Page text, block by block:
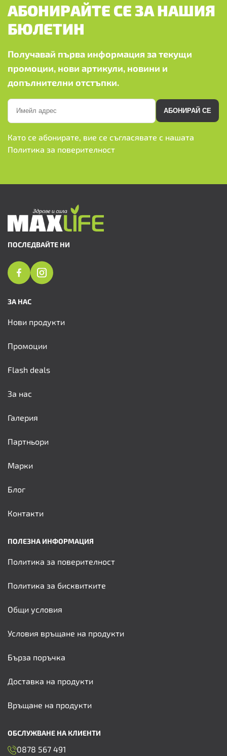
АБОНИРАЙТЕ СЕ ЗА НАШИЯ
БЮЛЕТИН
Получавай първа информация за текущи
промоции, нови артикули, новини и
допълнителни отстъпки.
АБОНИРАЙ СЕ
Като се абонирате, вие се съгласявате с нашата
Политика за поверителност
ПОСЛЕДВАЙТЕ НИ
ЗА НАС
Нови продукти
Промоции
Flash deals
За нас
Галерия
Партньори
Марки
Блог
Контакти
ПОЛЕЗНА ИНФОРМАЦИЯ
Политика за поверителност
Политика за бисквитките
Общи условия
Условия връщане на продукти
Бърза поръчка
Доставка на продукти
Връщане на продукти
ОБСЛУЖВАНЕ НА КЛИЕНТИ
0878 567 491